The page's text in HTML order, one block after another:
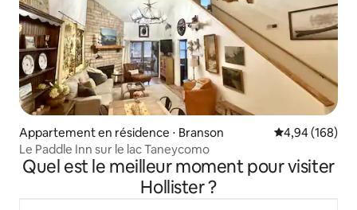
Appartement en résidence ⋅ Branson Évaluation
4,94 (168)
Le Paddle Inn sur le lac Taneycomo
Quel est le meilleur moment pour visiter
Hollister ?